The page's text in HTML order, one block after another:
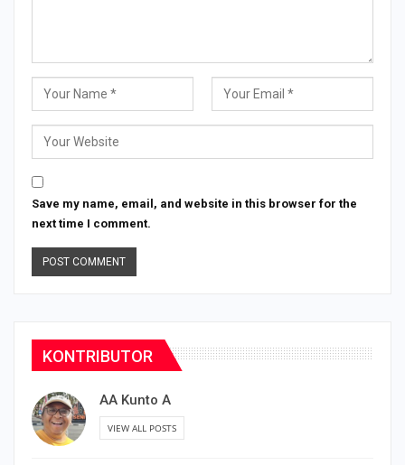
Save my name, email, and website in this browser for the
next time I comment.
KONTRIBUTOR
AA Kunto A
VIEW ALL POSTS